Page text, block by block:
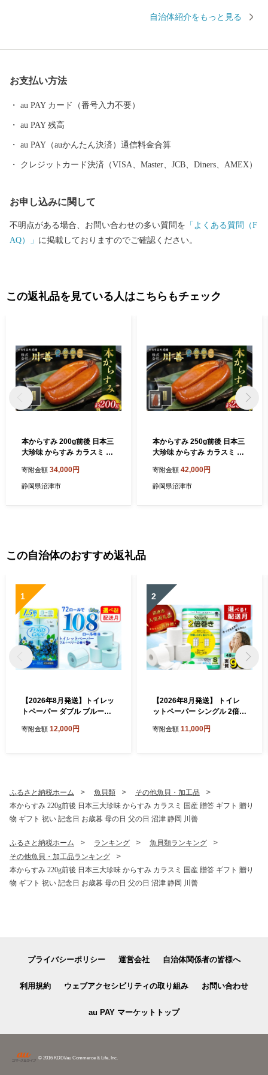
元名産の品を数多く取り揃えました。 いただいたご寄附は、沼津
自治体紹介をもっと見る
お支払い方法
au PAY カード（番号入力不要）
au PAY 残高
au PAY（auかんたん決済）通信料金合算
クレジットカード決済（VISA、Master、JCB、Diners、AMEX）
お申し込みに関して
不明点がある場合、お問い合わせの多い質問を 「よくある質問（F
AQ）」 に掲載しておりますのでご確認ください。
この返礼品を見ている人はこちらもチェック
本からすみ 200g前後 日本三
大珍味 からすみ カラスミ 国
祝い 記念日 お歳暮 母の日 父
の日 沼津 静岡 川善
寄附金額 34,000円
静岡県沼津市
本からすみ 250g前後 日本三
大珍味 からすみ カラスミ 国
祝い 記念日 お歳暮 母の日 父
の日 沼津 静岡 川善
寄附金額 42,000円
静岡県沼津市
この自治体のおすすめ返礼品
1
【2026年8月発送】トイレッ
トペーパー ダブル ブルーベ
ック 鶴見製紙 静岡 沼津 とい
寄附金額 12,000円
2
【2026年8月発送】 トイレ
ットペーパー シングル 2倍巻
ール 96ロール相当 無香料 備
寄附金額 11,000円
ふるさと納税ホーム 魚貝類
その他魚貝・加工品
本からすみ 220g前後 日本三大珍味 からすみ カラスミ 国産 贈答 ギフト 贈り
物 ギフト 祝い 記念日 お歳暮 母の日 父の日 沼津 静岡 川善
ふるさと納税ホーム ランキング
魚貝類ランキング
その他魚貝・加工品ランキング
本からすみ 220g前後 日本三大珍味 からすみ カラスミ 国産 贈答 ギフト 贈り
物 ギフト 祝い 記念日 お歳暮 母の日 父の日 沼津 静岡 川善
プライバシーポリシー 運営会社 自治体関係者の皆様へ
利用規約 ウェブアクセシビリティの取り組み お問い合わせ
au PAY マーケットトップ
© 2016 KDDI/au Commerce & Life, Inc.